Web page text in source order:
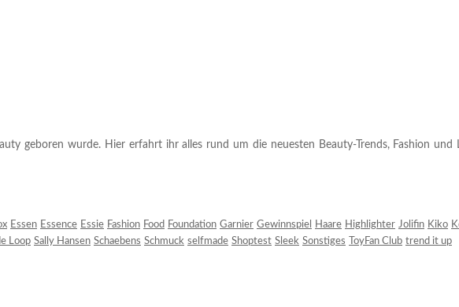
geboren wurde. Hier erfahrt ihr alles rund um die neuesten Beauty-Trends, Fashion
Essen Essence Essie Fashion Food Foundation Garnier Gewinnspiel Haare Highlighter Jolifin Kiko
Loop Sally Hansen Schaebens Schmuck selfmade Shoptest Sleek Sonstiges ToyFan Club trend it up